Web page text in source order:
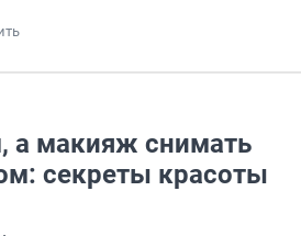
а макияж снимать
секреты красоты